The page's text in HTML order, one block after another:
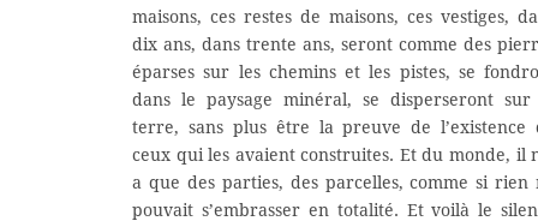
maisons, ces restes de maisons, ces vestiges,
dix ans, dans trente ans, seront comme des
éparses sur les chemins et les pistes, se
dans le paysage minéral, se disperseront
terre, sans plus être la preuve de l’existence
ceux qui les avaient construites. Et du monde, il
a que des parties, des parcelles, comme si rien
pouvait s’embrasser en totalité. Et voilà le